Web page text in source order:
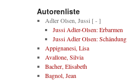
Autorenliste
Adler Olsen, Jussi [ - ]
Jussi Adler-Olsen: Erbarmen
Jussi Adler Olsen: Schändung
Appignanesi, Lisa
Avallone, Silvia
Bacher, Elisabeth
Bagnol, Jean